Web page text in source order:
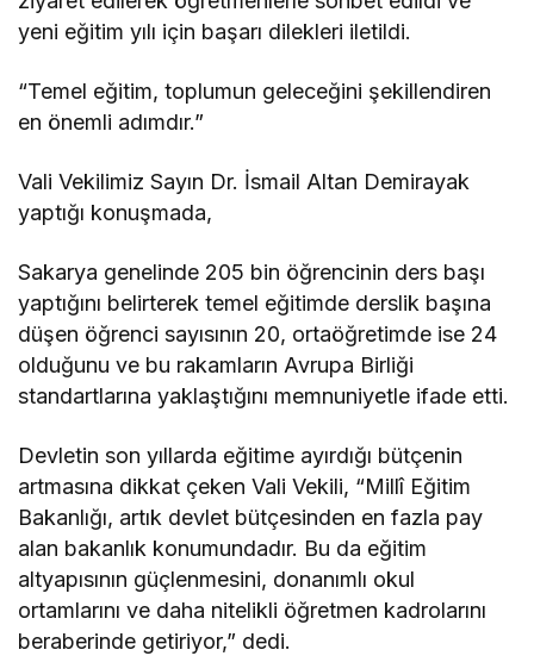
yeni eğitim yılı için başarı dilekleri iletildi.
“Temel eğitim, toplumun geleceğini şekillendiren
en önemli adımdır.”
Vali Vekilimiz Sayın Dr. İsmail Altan Demirayak
yaptığı konuşmada,
Sakarya genelinde 205 bin öğrencinin ders başı
yaptığını belirterek temel eğitimde derslik başına
düşen öğrenci sayısının 20, ortaöğretimde ise 24
olduğunu ve bu rakamların Avrupa Birliği
standartlarına yaklaştığını memnuniyetle ifade etti.
Devletin son yıllarda eğitime ayırdığı bütçenin
artmasına dikkat çeken Vali Vekili, “Millî Eğitim
Bakanlığı, artık devlet bütçesinden en fazla pay
alan bakanlık konumundadır. Bu da eğitim
altyapısının güçlenmesini, donanımlı okul
ortamlarını ve daha nitelikli öğretmen kadrolarını
beraberinde getiriyor,” dedi.